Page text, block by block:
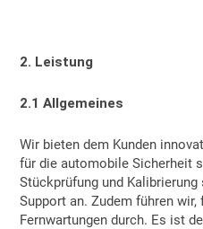
2. Leistung
2.1 Allgemeines
Wir bieten dem Kunden
für die automobile Sicherheit
Stückprüfung und
Support an. Zudem führen
Fernwartungen durch. Es ist